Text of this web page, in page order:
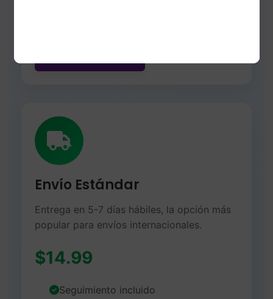
Envío Estándar
Entrega en 5-7 días hábiles, la opción más
popular para envíos internacionales.
$14.99
Seguimiento incluido